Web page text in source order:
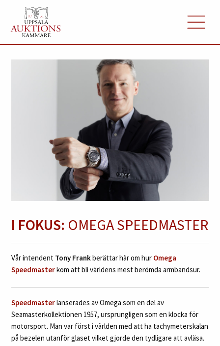
I FOKUS: OMEGA SPEEDMASTER
Vår intendent Tony Frankberättar här om hur Omega
Speedmasterkom att bli världens mest berömda armbandsur.
Speedmasterlanserades av Omega som en del av
Seamasterkollektionen 1957, ursprungligen som en klocka för
motorsport. Man var först i världen med att ha tachymeterskalan
på bezelen utanför glaset vilket gjorde den tydligare att avläsa.